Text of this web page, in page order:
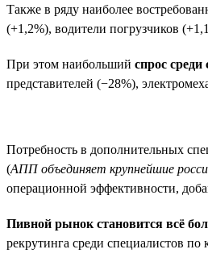
Также в ряду наиболее
(+1,2%), водители погрузчиков
При этом наибольший спрос среди
представителей (−28%),
Потребность в дополнительных
(АПП объединяет крупнейшие
операционной эффективности,
Пивной рынок становится всё
рекрутинга среди специалистов